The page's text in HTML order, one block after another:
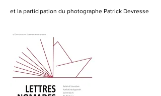
et la participation du photographe Patrick Devresse